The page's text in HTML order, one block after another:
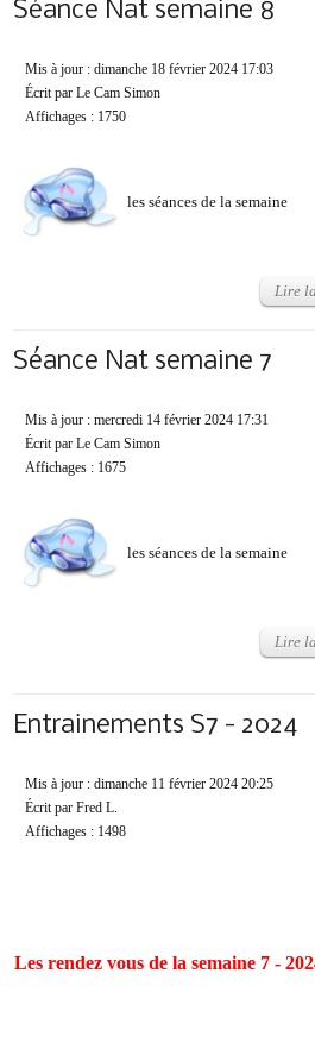
Séance Nat semaine 8
Mis à jour : dimanche 18 février 2024 17:03
Écrit par Le Cam Simon
Affichages : 1750
les séances de la semaine
Lire
Séance Nat semaine 7
Mis à jour : mercredi 14 février 2024 17:31
Écrit par Le Cam Simon
Affichages : 1675
les séances de la semaine
Lire
Entrainements S7 - 2024
Mis à jour : dimanche 11 février 2024 20:25
Écrit par Fred L.
Affichages : 1498
Les rendez vous de la semaine 7 -